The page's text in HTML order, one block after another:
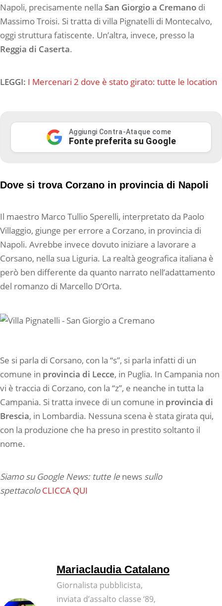
Napoli, precisamente nella San Giorgio a Cremano di
Massimo Troisi. Si tratta di villa Pignatelli di Montecalvo,
oggi struttura fatiscente. Un’altra, invece, presso la
Reggia di Caserta.
LEGGI: I Mercenari 2 dove è stato girato: tutte le location
Aggiungi Contra-Ataque come
Fonte preferita su Google
Dove si trova Corzano in provincia di Napoli
Il maestro Marco Tullio Sperelli, interpretato da Paolo
Villaggio, giunge per errore a Corzano, in provincia di
Napoli. Avrebbe invece dovuto iniziare a lavorare a
Corsano, nella sua Liguria. La realtà geografica italiana è
però ben differente da quanto narrato nell’adattamento
del romanzo di Marcello D’Orta.
Se si parla di Corsano, con la “s”, si parla infatti di un
comune in provincia di Lecce, in Puglia. In Campania non
vi è traccia di Corzano, con la “z”, e neanche in tutta la
Campania. Si tratta invece di un comune in provincia di
Brescia, in Lombardia. Nessuna scena è stata girata qui,
con la produzione che ha preso in prestito soltanto il
nome.
Siamo su Google News: tutte le news sullo
spettacoloCLICCA QUI
Mariaclaudia Catalano
Giornalista pubblicista,
inviata d’assalto classe ‘89,